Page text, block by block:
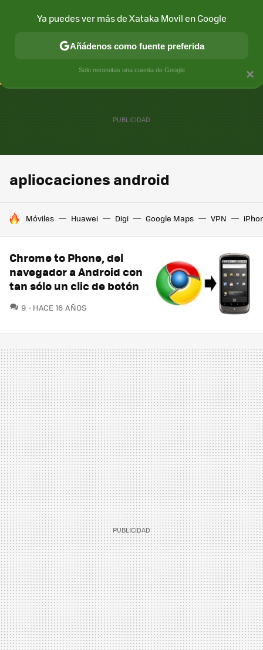
CONECTIVIDAD MÓVIL Y SOCIEDAD APLICACIONES
apliocaciones android
HOY SE HABLA DE
Móviles Huawei Digi Google Maps VPN
Chrome to Phone, del
navegador a Android con
tan sólo un clic de botón
9 COMENTARIOS
HACE 16 AÑOS
×
Ya puedes ver más de Xataka Movil en Google
Añádenos como fuente preferida
Solo necesitas una cuenta de Google